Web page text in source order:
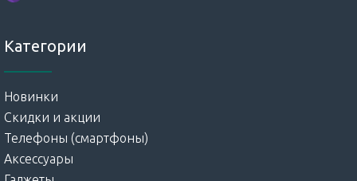
Категории
Новинки
Скидки и акции
Телефоны (смартфоны)
Аксессуары